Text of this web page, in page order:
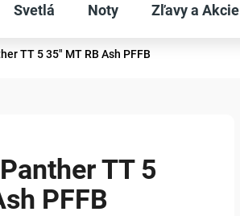
Svetlá Noty Zľavy a Akcie
TT 5 35" MT RB Ash PFFB
TT 5
PFFB